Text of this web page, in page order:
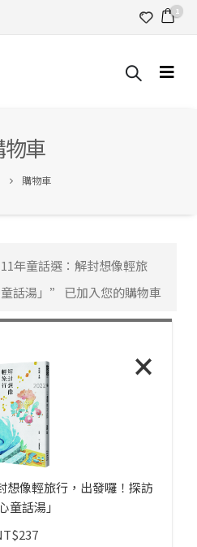
1
物車
購物車
年童話選：解封想像輕旅
話湯」” 已加入您的購物車
×
想像輕旅行，出發囉！探訪
童話湯」
237